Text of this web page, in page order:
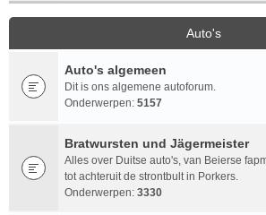
Auto's
Auto's algemeen
Dit is ons algemene autoforum.
Onderwerpen: 5157
Bratwursten und Jägermeister
Alles over Duitse auto's, van Beierse
tot achteruit de strontbult in Porkers.
Onderwerpen: 3330